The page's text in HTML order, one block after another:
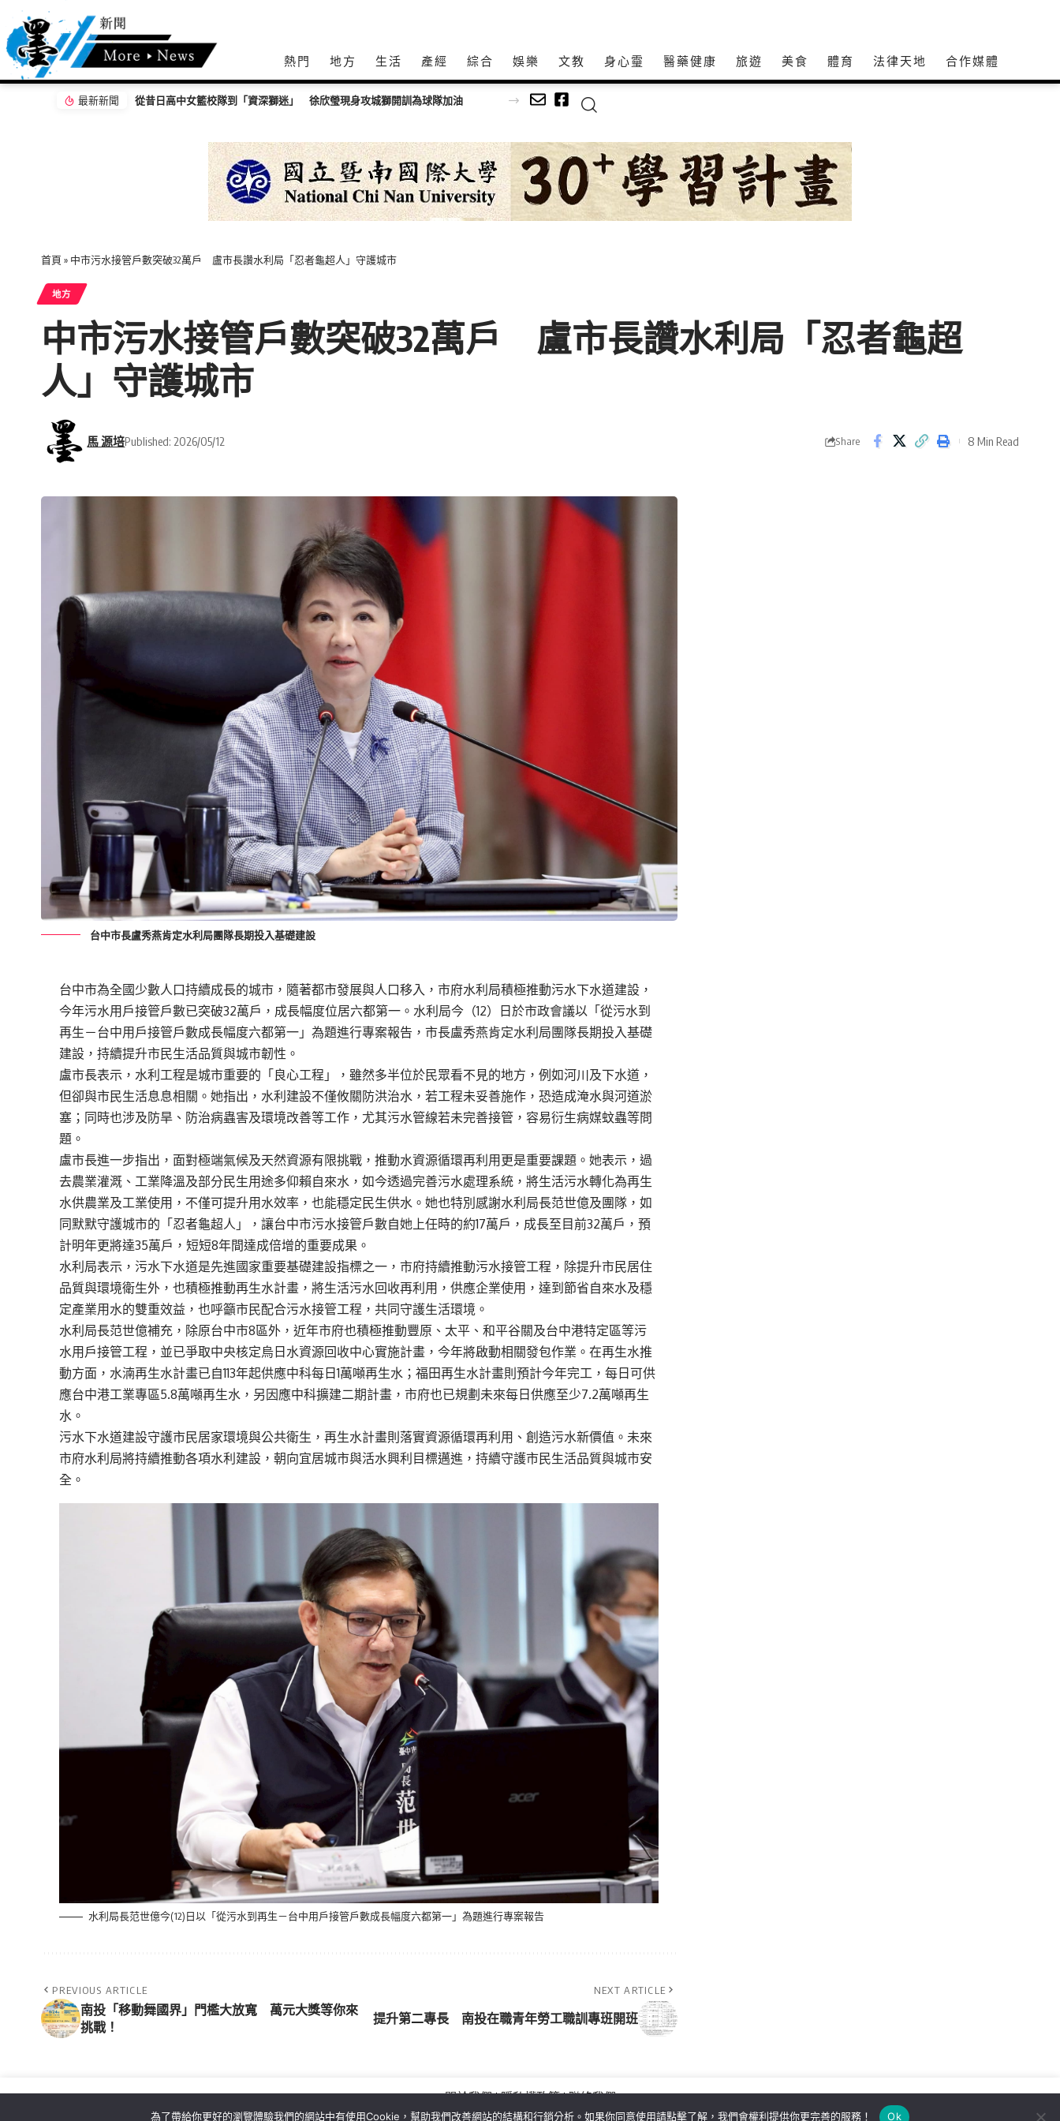
熱門 地方 生活 產經 綜合 娛樂 文教 身心𩆜 醫藥健康 旅遊 美食 體育 法律天地 合作媒體
最新新聞 從昔日高中女籃校隊到「資深獅迷」 徐欣瑩現身攻城獅開訓為球隊加油
首頁 » 中市污水接管戶數突破32萬戶 盧市長讚水利局「忍者龜超人」守護城市
地方
中市污水接管戶數突破32萬戶 盧市長讚水利局「忍者龜超
人」守護城市
馬 源培Published: 2026/05/12 Share 8 Min Read
台中市長盧秀燕肯定水利局團隊長期投入基礎建設
台中市為全國少數人口持續成長的城市，隨著都市發展與人口移入，市府水利局積極推動污水下水道建設，
今年污水用戶接管戶數已突破32萬戶，成長幅度位居六都第一。水利局今（12）日於市政會議以「從污水到
再生－台中用戶接管戶數成長幅度六都第一」為題進行專案報告，市長盧秀燕肯定水利局團隊長期投入基礎
建設，持續提升市民生活品質與城市韌性。
盧市長表示，水利工程是城市重要的「良心工程」，雖然多半位於民眾看不見的地方，例如河川及下水道，
但卻與市民生活息息相關。她指出，水利建設不僅攸關防洪治水，若工程未妥善施作，恐造成淹水與河道淤
塞；同時也涉及防旱、防治病蟲害及環境改善等工作，尤其污水管線若未完善接管，容易衍生病媒蚊蟲等問
題。
盧市長進一步指出，面對極端氣候及天然資源有限挑戰，推動水資源循環再利用更是重要課題。她表示，過
去農業灌溉、工業降溫及部分民生用途多仰賴自來水，如今透過完善污水處理系統，將生活污水轉化為再生
水供農業及工業使用，不僅可提升用水效率，也能穩定民生供水。她也特別感謝水利局長范世億及團隊，如
同默默守護城市的「忍者龜超人」，讓台中市污水接管戶數自她上任時的約17萬戶，成長至目前32萬戶，預
計明年更將達35萬戶，短短8年間達成倍增的重要成果。
水利局表示，污水下水道是先進國家重要基礎建設指標之一，市府持續推動污水接管工程，除提升市民居住
品質與環境衛生外，也積極推動再生水計畫，將生活污水回收再利用，供應企業使用，達到節省自來水及穩
定產業用水的雙重效益，也呼籲市民配合污水接管工程，共同守護生活環境。
水利局長范世億補充，除原台中市8區外，近年市府也積極推動豐原、太平、和平谷關及台中港特定區等污
水用戶接管工程，並已爭取中央核定烏日水資源回收中心實施計畫，今年將啟動相關發包作業。在再生水推
動方面，水湳再生水計畫已自113年起供應中科每日1萬噸再生水；福田再生水計畫則預計今年完工，每日可供
應台中港工業專區5.8萬噸再生水，另因應中科擴建二期計畫，市府也已規劃未來每日供應至少7.2萬噸再生
水。
污水下水道建設守護市民居家環境與公共衛生，再生水計畫則落實資源循環再利用、創造污水新價值。未來
市府水利局將持續推動各項水利建設，朝向宜居城市與活水興利目標邁進，持續守護市民生活品質與城市安
全。
水利局長范世億今(12)日以「從污水到再生－台中用戶接管戶數成長幅度六都第一」為題進行專案報告
PREVIOUS ARTICLE
南投「移動舞國界」門檻大放寬 萬元大獎等你來
挑戰！
NEXT ARTICLE
提升第二專長 南投在職青年勞工職訓專班開班
關於我們 隱私權政策 聯絡我們
為了帶給你更好的瀏覽體驗我們的網站中有使用Cookie，幫助我們改善網站的結構和行銷分析。如果你同意使用請點擊了解，我們會權利提供你更完善的服務！ Ok